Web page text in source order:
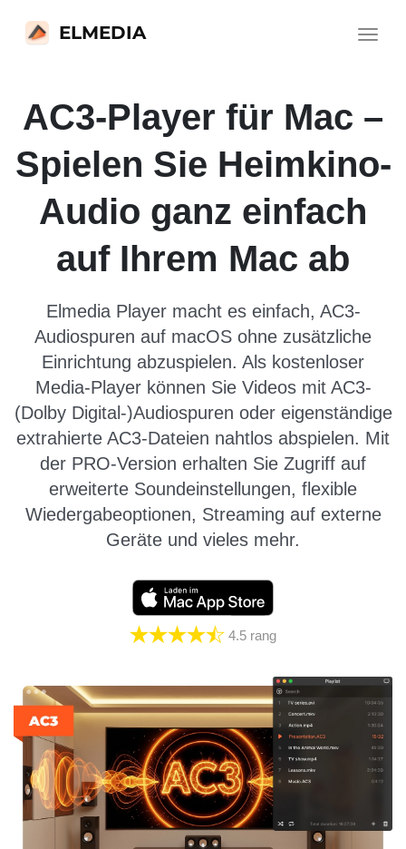
Toggle
ELMEDIA
AC3-Player für Mac –
Spielen Sie Heimkino-
Audio ganz einfach
auf Ihrem Mac ab
Elmedia Player macht es einfach, AC3-
Audiospuren auf macOS ohne zusätzliche
Einrichtung abzuspielen. Als kostenloser
Media-Player können Sie Videos mit AC3-
(Dolby Digital-)Audiospuren oder eigenständige
extrahierte AC3-Dateien nahtlos abspielen. Mit
der PRO-Version erhalten Sie Zugriff auf
erweiterte Soundeinstellungen, flexible
Wiedergabeoptionen, Streaming auf externe
Geräte und vieles mehr.
4.5 rang